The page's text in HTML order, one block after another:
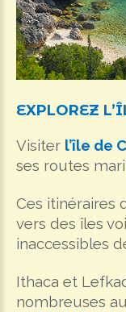
EXPLOREZ
Visiter l’île de
ses routes
Ces itinéraires
vers des îles
inaccessibles
Ithaca et
nombreuses